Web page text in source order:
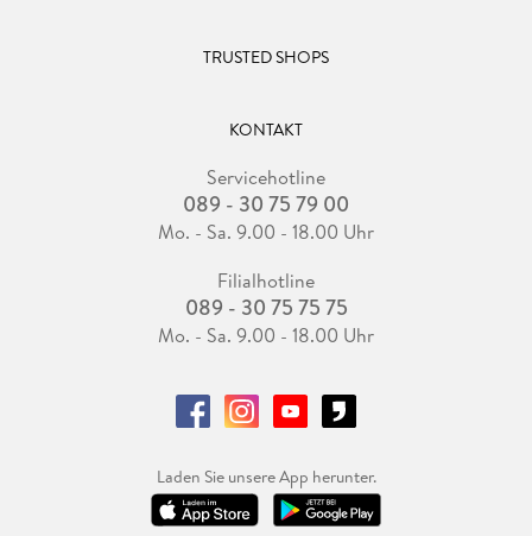
TRUSTED SHOPS
KONTAKT
Servicehotline
089 - 30 75 79 00
Mo. - Sa. 9.00 - 18.00 Uhr
Filialhotline
089 - 30 75 75 75
Mo. - Sa. 9.00 - 18.00 Uhr
Laden Sie unsere App herunter.